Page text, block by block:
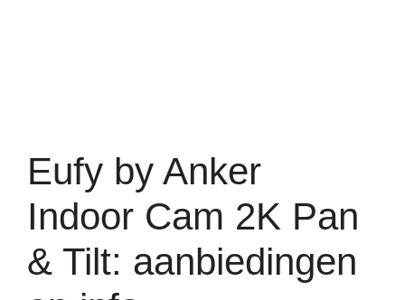
Eufy by Anker
Indoor Cam 2K Pan
& Tilt: aanbiedingen